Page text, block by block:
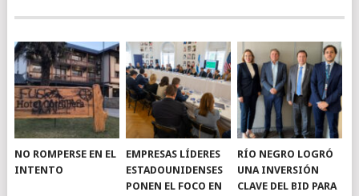
NO ROMPERSE EN EL
INTENTO
EMPRESAS LÍDERES
ESTADOUNIDENSES
PONEN EL FOCO EN
RÍO NEGRO LOGRÓ
UNA INVERSIÓN
CLAVE DEL BID PARA